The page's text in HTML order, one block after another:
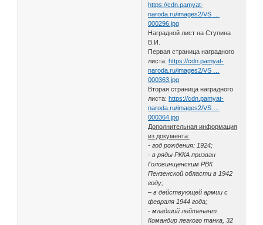
https://cdn.pamyat-
naroda.ru/images2/VS …
000296.jpg
Наградной лист на Ступина
В.И.
Первая страница наградного
листа:https://cdn.pamyat-
naroda.ru/images2/VS …
000363.jpg
Вторая страница наградного
листа:https://cdn.pamyat-
naroda.ru/images2/VS …
000364.jpg
Дополнительная информация
из документа:
- год рождения: 1924;
- в ряды РККА призван
Головинщенским РВК
Пензенской области в 1942
году;
– в действующей армии с
февраля 1944 года;
- младший лейтенант.
Командир легкого танка, 32